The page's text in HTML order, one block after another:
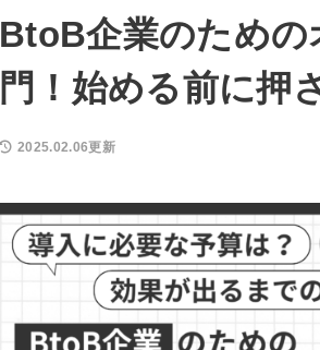
BtoB企業のための
門！始める前に押
2025.02.06更新